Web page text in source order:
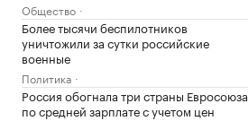
Общество
Более тысячи беспилотников
уничтожили за сутки российские
военные
Политика
Россия обогнала три страны Евросоюза
по средней зарплате с учетом цен